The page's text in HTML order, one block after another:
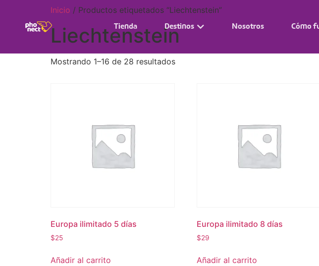
Tienda Destinos Nosotros Cómo
Inicio / Productos etiquetados “Liechtenstein”
Liechtenstein
Mostrando 1–16 de 28 resultados
Europa ilimitado 5 días
$25
Añadir al carrito
Europa ilimitado 8 días
$29
Añadir al carrito